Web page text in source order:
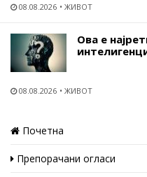
08.08.2026 ЖИВОТ
Ова е
08.08.2026 ЖИВОТ
Почетна
Препорачани огласи